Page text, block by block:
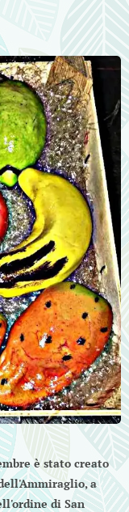
è stato creato
a
di San